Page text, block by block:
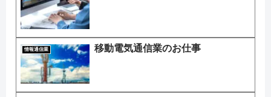
情報通信業 移動電気通信業のお仕事